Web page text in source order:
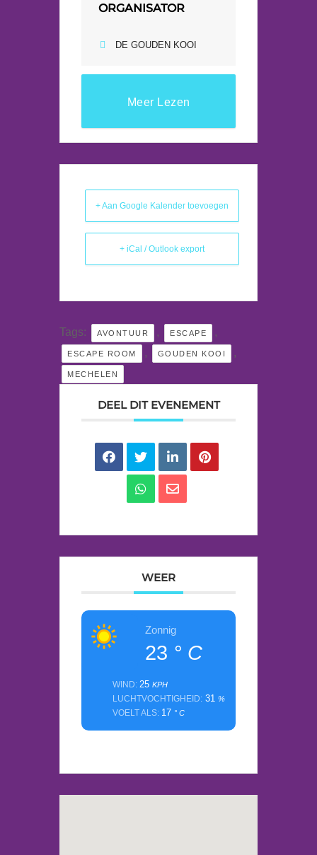
ORGANISATOR
DE GOUDEN KOOI
Meer Lezen
+ Aan Google Kalender toevoegen
+ iCal / Outlook export
Tags: AVONTUUR , ESCAPE ,
ESCAPE ROOM , GOUDEN KOOI ,
MECHELEN
DEEL DIT EVENEMENT
WEER
Zonnig
23 ° C
WIND: 25 KPH
LUCHTVOCHTIGHEID: 31 %
VOELT ALS: 17 ° C